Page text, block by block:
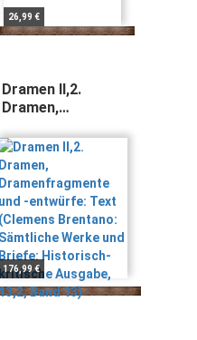
26,99 €
Dramen II,2.
Dramen,
und -entwürfe:
Text (Clemens
Brentano:
Sämtliche Werke
und Briefe:
Historisch-
kritische
Ausgabe, 13,2,
Band 13)
176,99 €